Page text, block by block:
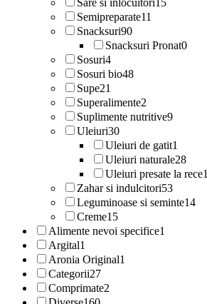
Sare si inlocuitori15
Semipreparate11
Snacksuri90
Snacksuri Pronat0
Sosuri4
Sosuri bio48
Supe21
Superalimente2
Suplimente nutritive9
Uleiuri30
Uleiuri de gatit1
Uleiuri naturale28
Uleiuri presate la rece1
Zahar si indulcitori53
Leguminoase si seminte14
Creme15
Alimente nevoi specifice1
Argital1
Aronia Original1
Categorii27
Comprimate2